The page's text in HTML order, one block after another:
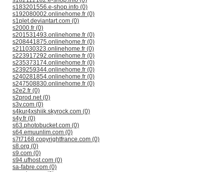
s183201556.e-shop.info (0)
s192080002.onlinehome.fr (0)
s1plet.deviantart.com (0)
s2000.fr (0)
s201531493.onlinehome.fr (0)
s208441875.onlinehome.fr (0)
s211030323.onlinehome.fr (0)
s223917292.onlinehome.fr (0)
s235373174.onlinehome.fr (0)
s239259344.onlinehome.fr (0)
s240281854.onlinehome.fr (0)
s247508830.onlinehome.fr (0)
s2e2.fr (0)
s2prod.net (0)
s3v.com (0)
s4kur4xshiik.skyrock.com (0)
s4y.fr (0)
s63.photobucket.com (0)
s64.emuunlim.com (0)
s7t7168.copyrightfrance.com (0)
s8.org (0)
s9.com (0)
s94.ufhost.com (0)
sa-fabre.com (0)